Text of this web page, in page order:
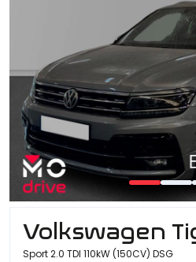
Volkswagen
Sport 2.0 TDI 110kW (150CV) DSG